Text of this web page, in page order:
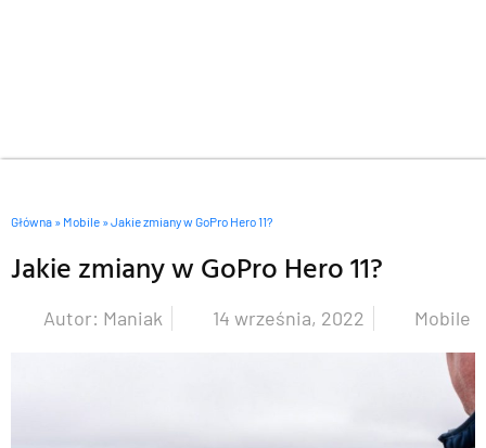
Główna » Mobile »Jakie zmiany w GoPro Hero 11?
Jakie zmiany w GoPro Hero 11?
Autor: Maniak 14 września, 2022 Mobile